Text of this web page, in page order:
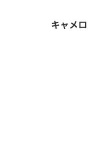
キャメ